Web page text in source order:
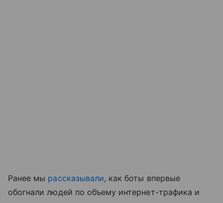
Ранее мы рассказывали, как боты впервые
обогнали людей по объему интернет-трафика и